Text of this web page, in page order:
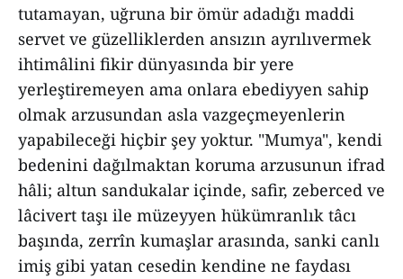
tutamayan, uğruna bir ömür adadığı maddi
servet ve güzelliklerden ansızın ayrılıvermek
ihtimâlini fikir dünyasında bir yere
yerleştiremeyen ama onlara ebediyyen sahip
olmak arzusundan asla vazgeçmeyenlerin
yapabileceği hiçbir şey yoktur. "Mumya", kendi
bedenini dağılmaktan koruma arzusunun ifrad
hâli; altun sandukalar içinde, safir, zeberced ve
lâcivert taşı ile müzeyyen hükümranlık tâcı
başında, zerrîn kumaşlar arasında, sanki canlı
imiş gibi yatan cesedin kendine ne faydası